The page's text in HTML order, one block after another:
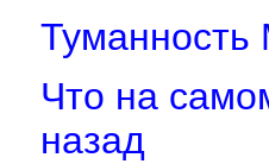
Туманность
Что на
назад